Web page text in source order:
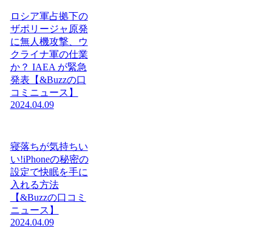
ロシア軍占拠下の
ザポリージャ原発
に無人機攻撃、ウ
クライナ軍の仕業
か？ IAEA が緊急
発表【&Buzzの口
コミニュース】
2024.04.09
寝落ちが気持ちい
い!iPhoneの秘密の
設定で快眠を手に
入れる方法
【&Buzzの口コミ
ニュース】
2024.04.09